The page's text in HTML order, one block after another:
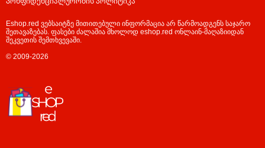
Eshop.red ვებსაიტზე მითითებული ინფორმაცია არ წარმოადგენს საჯარო
შეთავაზებას. ფასები ძალაშია მხოლოდ eshop.red ონლაინ-მაღაზიიდან
შეკვეთის შემთხვევაში.
© 2009-2026